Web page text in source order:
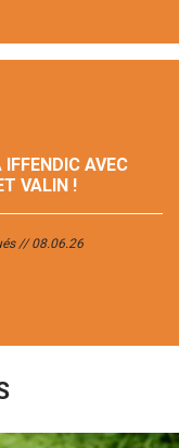
IFFENDIC AVEC
VALIN !
08.06.26